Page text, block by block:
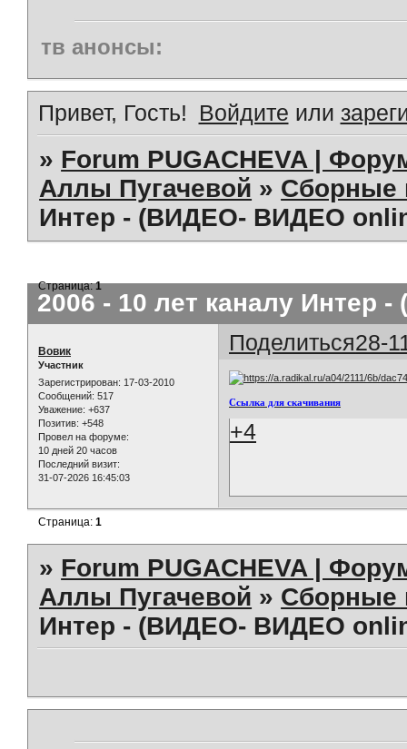
тв анонсы:
Привет, Гость! Войдите или
» Forum PUGACHEVA |
Аллы Пугачевой » Сборные
Интер - (ВИДЕО- ВИДЕО
2006 - 10 лет каналу
Страница:1
Поделиться28-
Вовик
Участник
Зарегистрирован: 17-03-2010
Сообщений: 517
Уважение: +637
Позитив: +548
Провел на форуме:
10 дней 20 часов
Последний визит:
31-07-2026 16:45:03
Ссылка для скачивания
+4
Страница:1
» Forum PUGACHEVA |
Аллы Пугачевой » Сборные
Интер - (ВИДЕО- ВИДЕО